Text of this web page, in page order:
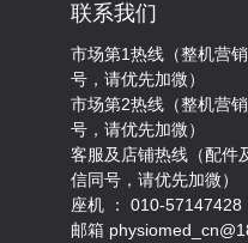
联系我们
市场第1热线（整机营
号，请优先加微）
市场第2热线（整机营
号，请优先加微）
客服及店铺热线（配件
信同号，请优先加微）
座机 ： 010-57147428
邮箱